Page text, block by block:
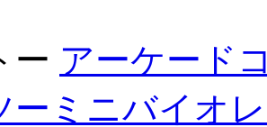
ー アーケード
ーミニバイオ